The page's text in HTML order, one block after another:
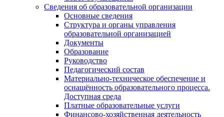
Сведения об образовательной организации
Основные сведения
Структура и органы управления
образовательной организацией
Документы
Образование
Руководство
Педагогический состав
Материально-техническое обеспечение и
оснащённость образовательного процесса.
Доступная среда
Платные образовательные услуги
Финансово-хозяйственная деятельность